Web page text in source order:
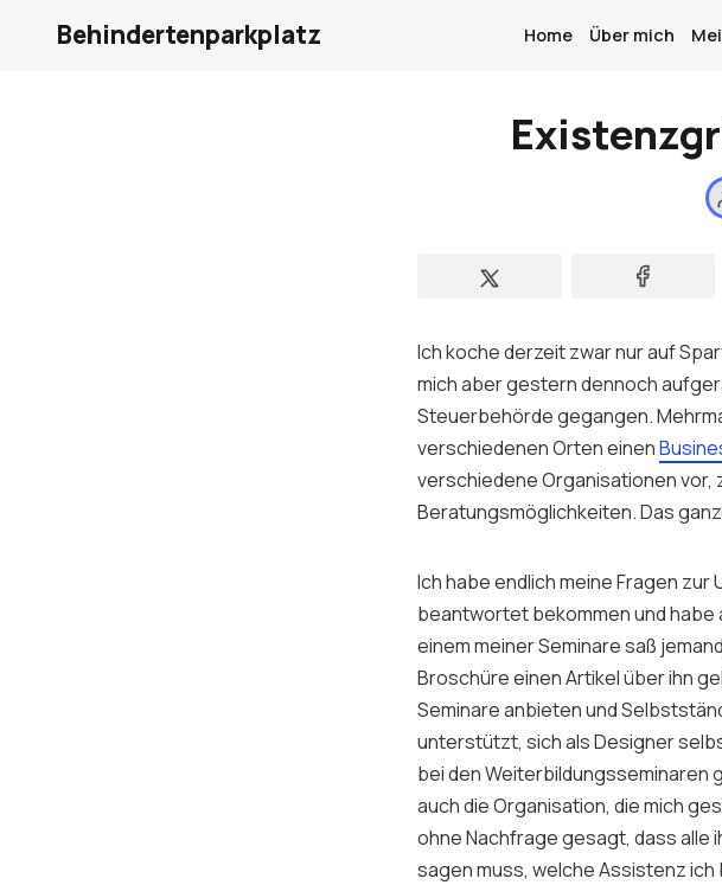
Behindertenparkplatz Home Über mich
Ich koche derzeit zwar nur auf
mich aber gestern dennoch
Steuerbehörde gegangen.
verschiedenen Orten einen
verschiedene Organisationen vor,
Beratungsmöglichkeiten. Das
Ich habe endlich meine Fragen zur
beantwortet bekommen und
einem meiner Seminare saß
Broschüre einen Artikel über ihn
Seminare anbieten und
unterstützt, sich als Designer
bei den Weiterbildungsseminaren
auch die Organisation, die mich
ohne Nachfrage gesagt, dass alle
sagen muss, welche Assistenz